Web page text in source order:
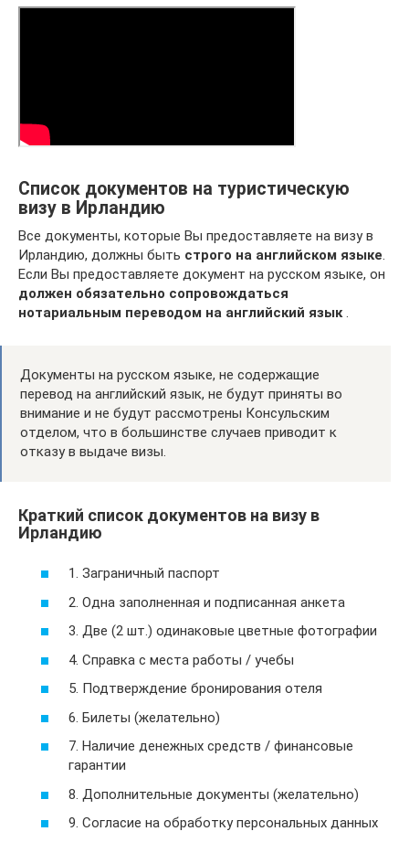
Список документов на туристическую
визу в Ирландию
Все документы, которые Вы предоставляете на визу в
Ирландию, должны быть строго на английском языке
Если Вы предоставляете документ на русском языке, он
должен обязательно сопровождаться
нотариальным переводом на английский язык
Документы на русском языке, не содержащие
перевод на английский язык, не будут приняты во
внимание и не будут рассмотрены Консульским
отделом, что в большинстве случаев приводит к
отказу в выдаче визы.
Краткий список документов на визу в
Ирландию
1. Заграничный паспорт
2. Одна заполненная и подписанная анкета
3. Две (2 шт.) одинаковые цветные фотографии
4. Справка с места работы / учебы
5. Подтверждение бронирования отеля
6. Билеты (желательно)
7. Наличие денежных средств / финансовые
гарантии
8. Дополнительные документы (желательно)
9. Согласие на обработку персональных данных